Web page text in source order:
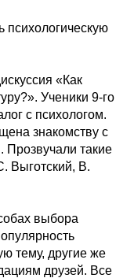
психологическую
«Как
Ученики 9-го
с психологом.
знакомству с
Прозвучали такие
Выготский, В.
выбора
тему, другие же
друзей. Все